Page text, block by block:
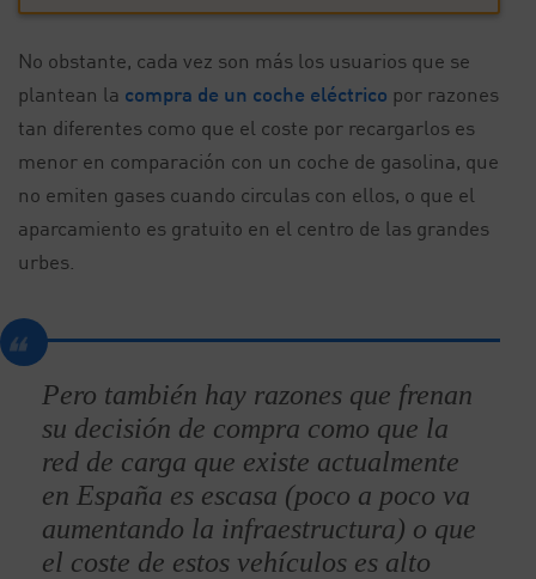
No obstante, cada vez son más los usuarios que se
plantean la compra de un coche eléctrico por razones
tan diferentes como que el coste por recargarlos es
menor en comparación con un coche de gasolina, que
no emiten gases cuando circulas con ellos, o que el
aparcamiento es gratuito en el centro de las grandes
urbes.
Pero también hay razones que frenan
su decisión de compra como que la
red de carga que existe actualmente
en España es escasa (poco a poco va
aumentando la infraestructura) o que
el coste de estos vehículos es alto